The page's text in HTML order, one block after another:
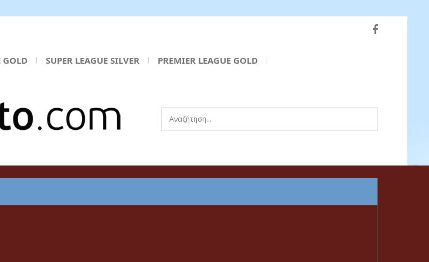
GOLD SUPER LEAGUE SILVER
PREMIER LEAGUE GOLD
Αναζήτηση...